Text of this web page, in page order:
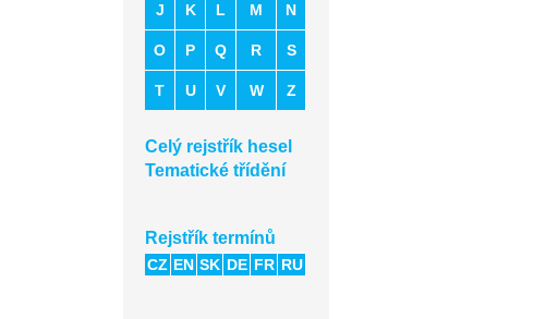
J K L M N
O P Q R S
T U V W Z
Celý rejstřík hesel
Tematické třídění
Rejstřík termínů
CZ EN SK DE FR RU